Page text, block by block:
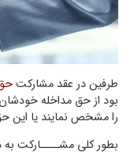
طرفين در عقد مشاركت
بود از حق مداخله
را مشخص نمایند يا اين
بطور کلی مشــــاركت